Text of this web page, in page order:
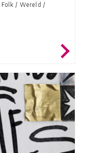
Folk / Wereld /